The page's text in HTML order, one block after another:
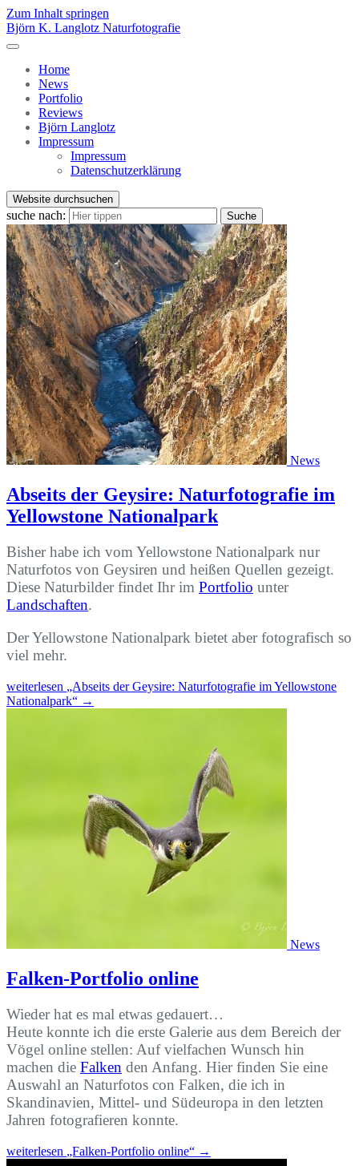
Zum Inhalt springen
Björn K. Langlotz Naturfotografie
Home
News
Portfolio
Reviews
Björn Langlotz
Impressum
Impressum
Datenschutzerklärung
Website durchsuchen
suche nach: Suche
News
Abseits der Geysire: Naturfotografie im
Yellowstone Nationalpark
Bisher habe ich vom Yellowstone Nationalpark nur
Naturfotos von Geysiren und heißen Quellen gezeigt.
Diese Naturbilder findet Ihr im Portfolio unter
Landschaften.
Der Yellowstone Nationalpark bietet aber fotografisch so
viel mehr.
weiterlesen „Abseits der Geysire: Naturfotografie im Yellowstone
Nationalpark“ →
News
Falken-Portfolio online
Wieder hat es mal etwas gedauert…
Heute konnte ich die erste Galerie aus dem Bereich der
Vögel online stellen: Auf vielfachen Wunsch hin
machen die Falken den Anfang. Hier finden Sie eine
Auswahl an Naturfotos con Falken, die ich in
Skandinavien, Mittel- und Südeuropa in den letzten
Jahren fotografieren konnte.
weiterlesen „Falken-Portfolio online“ →